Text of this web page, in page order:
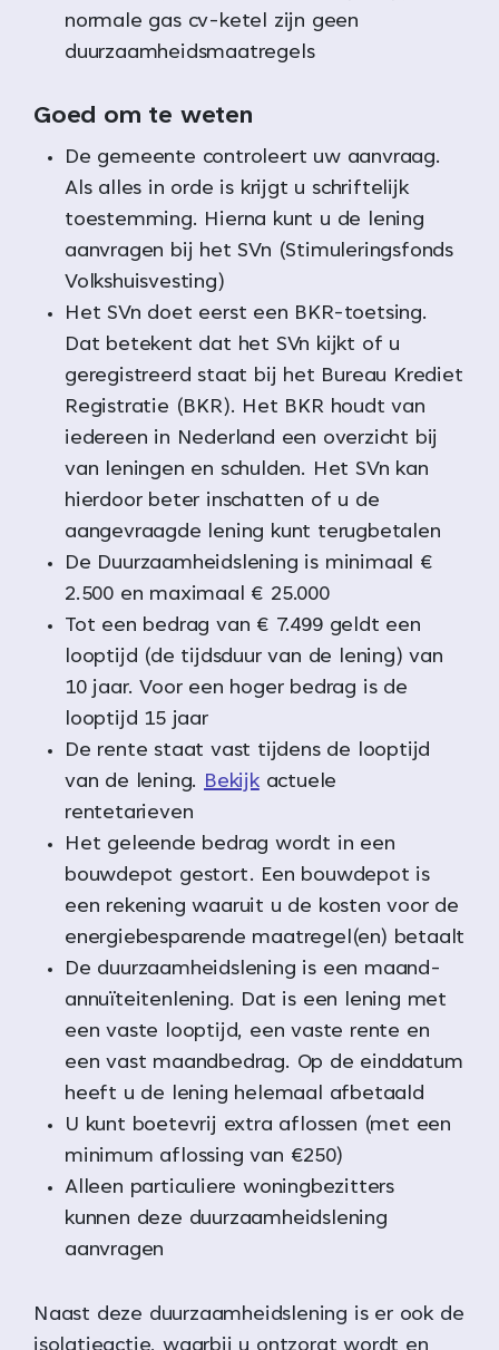
normale gas cv-ketel zijn geen
duurzaamheidsmaatregels
Goed om te weten
De gemeente controleert uw aanvraag.
Als alles in orde is krijgt u schriftelijk
toestemming. Hierna kunt u de lening
aanvragen bij het SVn (Stimuleringsfonds
Volkshuisvesting)
Het SVn doet eerst een BKR-toetsing.
Dat betekent dat het SVn kijkt of u
geregistreerd staat bij het Bureau Krediet
Registratie (BKR). Het BKR houdt van
iedereen in Nederland een overzicht bij
van leningen en schulden. Het SVn kan
hierdoor beter inschatten of u de
aangevraagde lening kunt terugbetalen
De Duurzaamheidslening is minimaal €
2.500 en maximaal € 25.000
Tot een bedrag van € 7.499 geldt een
looptijd (de tijdsduur van de lening) van
10 jaar. Voor een hoger bedrag is de
looptijd 15 jaar
De rente staat vast tijdens de looptijd
van de lening. Bekijkactuele
rentetarieven
Het geleende bedrag wordt in een
bouwdepot gestort. Een bouwdepot is
een rekening waaruit u de kosten voor de
energiebesparende maatregel(en) betaalt
De duurzaamheidslening is een maand-
annuïteitenlening. Dat is een lening met
een vaste looptijd, een vaste rente en
een vast maandbedrag. Op de einddatum
heeft u de lening helemaal afbetaald
U kunt boetevrij extra aflossen (met een
minimum aflossing van €250)
Alleen particuliere woningbezitters
kunnen deze duurzaamheidslening
aanvragen
Naast deze duurzaamheidslening is er ook de